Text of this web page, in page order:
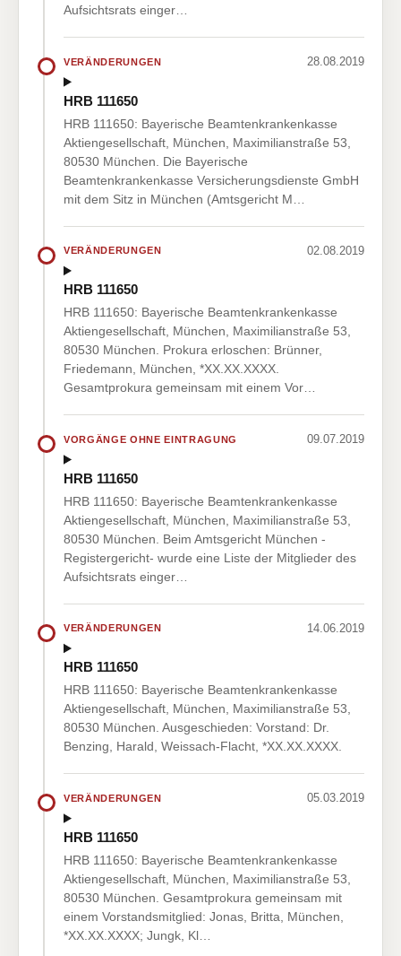
Aufsichtsrats einger…
VERÄNDERUNGEN 28.08.2019
HRB 111650
HRB 111650: Bayerische Beamtenkrankenkasse
Aktiengesellschaft, München, Maximilianstraße 53,
80530 München. Die Bayerische
Beamtenkrankenkasse Versicherungsdienste GmbH
mit dem Sitz in München (Amtsgericht M…
VERÄNDERUNGEN 02.08.2019
HRB 111650
HRB 111650: Bayerische Beamtenkrankenkasse
Aktiengesellschaft, München, Maximilianstraße 53,
80530 München. Prokura erloschen: Brünner,
Friedemann, München, *XX.XX.XXXX.
Gesamtprokura gemeinsam mit einem Vor…
VORGÄNGE OHNE EINTRAGUNG 09.07.2019
HRB 111650
HRB 111650: Bayerische Beamtenkrankenkasse
Aktiengesellschaft, München, Maximilianstraße 53,
80530 München. Beim Amtsgericht München -
Registergericht- wurde eine Liste der Mitglieder des
Aufsichtsrats einger…
VERÄNDERUNGEN 14.06.2019
HRB 111650
HRB 111650: Bayerische Beamtenkrankenkasse
Aktiengesellschaft, München, Maximilianstraße 53,
80530 München. Ausgeschieden: Vorstand: Dr.
Benzing, Harald, Weissach-Flacht, *XX.XX.XXXX.
VERÄNDERUNGEN 05.03.2019
HRB 111650
HRB 111650: Bayerische Beamtenkrankenkasse
Aktiengesellschaft, München, Maximilianstraße 53,
80530 München. Gesamtprokura gemeinsam mit
einem Vorstandsmitglied: Jonas, Britta, München,
*XX.XX.XXXX; Jungk, Kl…